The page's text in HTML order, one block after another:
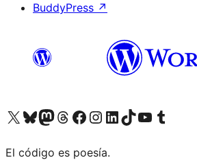
BuddyPress ↗
Visita nuestra cuenta de X (anteriormente Twitter)
Visita nuestra cuenta de Bluesky
Visita nuestra cuenta de Mastodon
Visita nuestra cuenta de Threads
Visita nuestra página de Facebook
Visita nuestra cuenta de Instagram
Visita nuestra cuenta de LinkedIn
Visita nuestra cuenta de TikTok
Visita nuestro canal de YouTube
Visita nuestra cuenta de Tumblr
El código es poesía.